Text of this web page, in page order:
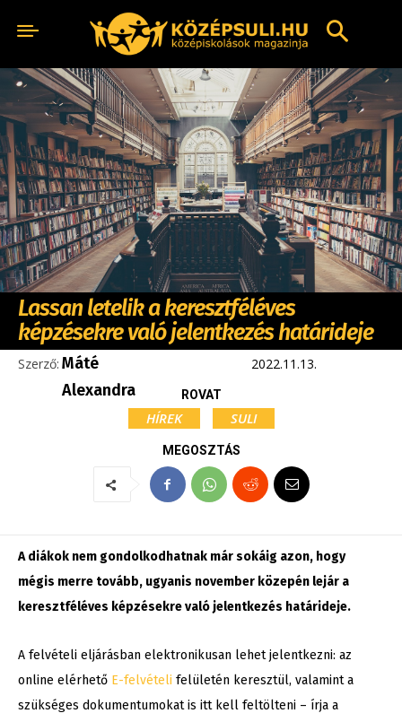
Lassan letelik a keresztféléves
képzésekre való jelentkezés határideje
Szerző: Máté
Alexandra
2022.11.13.
ROVAT
HÍREK SULI
MEGOSZTÁS
A diákok nem gondolkodhatnak már sokáig azon, hogy
mégis merre tovább, ugyanis november közepén lejár a
keresztféléves képzésekre való jelentkezés határideje.
A felvételi eljárásban elektronikusan lehet jelentkezni: az
online elérhető E-felvételi felületén keresztül, valamint a
szükséges dokumentumokat is itt kell feltölteni – írja a